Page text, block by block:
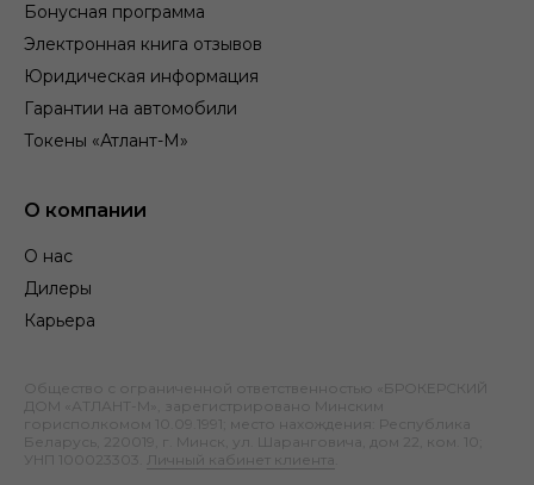
Бонусная программа
Электронная книга отзывов
Юридическая информация
Гарантии на автомобили
Токены «Атлант-М»
О компании
О нас
Дилеры
Карьера
Общество с ограниченной ответственностью «БРОКЕРСКИЙ
ДОМ «АТЛАНТ-М», зарегистрировано Минским
горисполкомом 10.09.1991; место нахождения: Республика
Беларусь, 220019, г. Минск, ул. Шаранговича, дом 22, ком. 10;
УНП 100023303.
Личный кабинет клиента